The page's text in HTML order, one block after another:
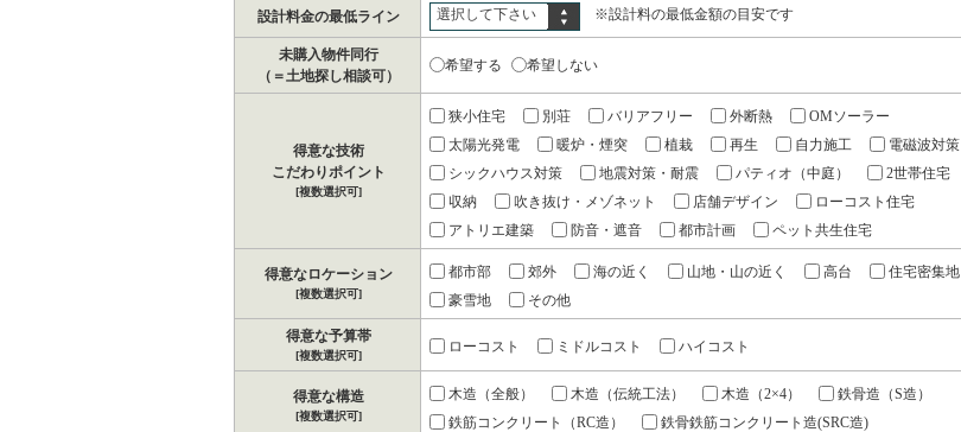
設計料金の最低ライン 選択して下さい ※設計料の最低金額の目安です
未購入物件同行
（＝土地探し相談可）
希望する 希望しない
得意な技術
こだわりポイント
[複数選択可]
狭小住宅 別荘 バリアフリー 外断熱
OMソーラー
太陽光発電
暖炉・煙突 植栽 再生 自力施工
電磁波対策
シックハウス対策
地震対策・耐震 パティオ（中庭）
2世帯住宅
収納
吹き抜け・メゾネット 店舗デザイン
ローコスト住宅
アトリエ建築
防音・遮音 都市計画 ペット共生住宅
得意なロケーション
[複数選択可]
都市部 郊外 海の近く 山地・山の近く 高台
住宅密集地
豪雪地
その他
得意な予算帯
[複数選択可]
ローコスト ミドルコスト ハイコスト
得意な構造
[複数選択可]
木造（全般） 木造（伝統工法） 木造（2×4）
鉄骨造（S造）
鉄筋コンクリート（RC造）
鉄骨鉄筋コンクリート造(SRC造)